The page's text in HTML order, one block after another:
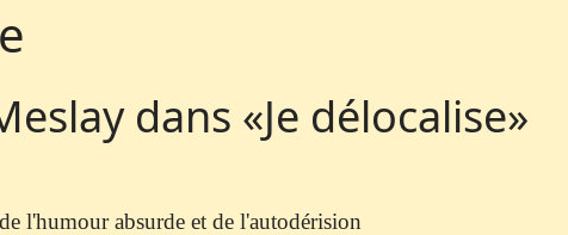
dans «Je délocalise»
l'humour absurde et de l'autodérision